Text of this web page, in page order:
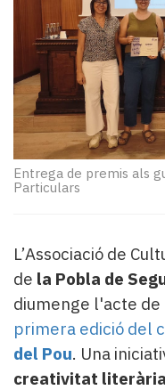
Reportatges
Entrevistes
Enquestes
A
escena!
Dis
la
teva!
Subscriptors
La
Pallars
Contingut
patrocinat
Lo
més
llegit...
Editorial
Entrega de premis als
Particulars
L’Associació de
de la Pobla de
diumenge l'acte
primera edició del
del Pou. Una
creativitat literària